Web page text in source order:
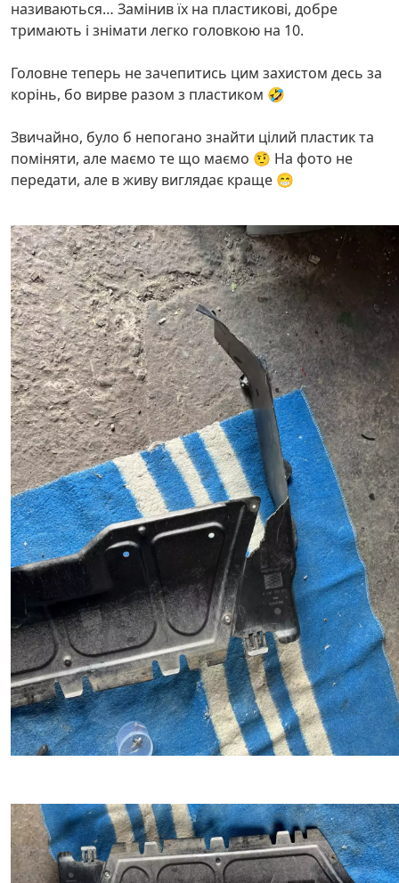
називаються… Замінив їх на пластикові, добре
тримають і знімати легко головкою на 10.
Головне теперь не зачепитись цим захистом десь за
корінь, бо вирве разом з пластиком 🤣
Звичайно, було б непогано знайти цілий пластик та
поміняти, але маємо те що маємо 🤨 На фото не
передати, але в живу виглядає краще 😁